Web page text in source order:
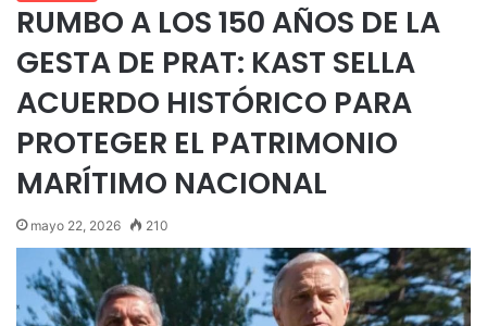
RUMBO A LOS 150 AÑOS DE LA
GESTA DE PRAT: KAST SELLA
ACUERDO HISTÓRICO PARA
PROTEGER EL PATRIMONIO
MARÍTIMO NACIONAL
mayo 22, 2026 210